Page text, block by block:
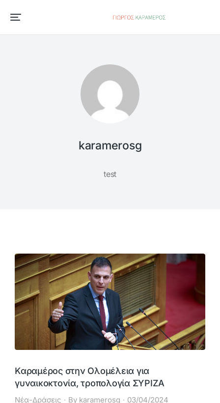
karamerosg
test
Kαραμέρος στην Ολομέλεια για
γυναικοκτονία, τροπολογία ΣΥΡΙΖΑ
Νέα-Δράσεις By karamerosg 03/04/2024